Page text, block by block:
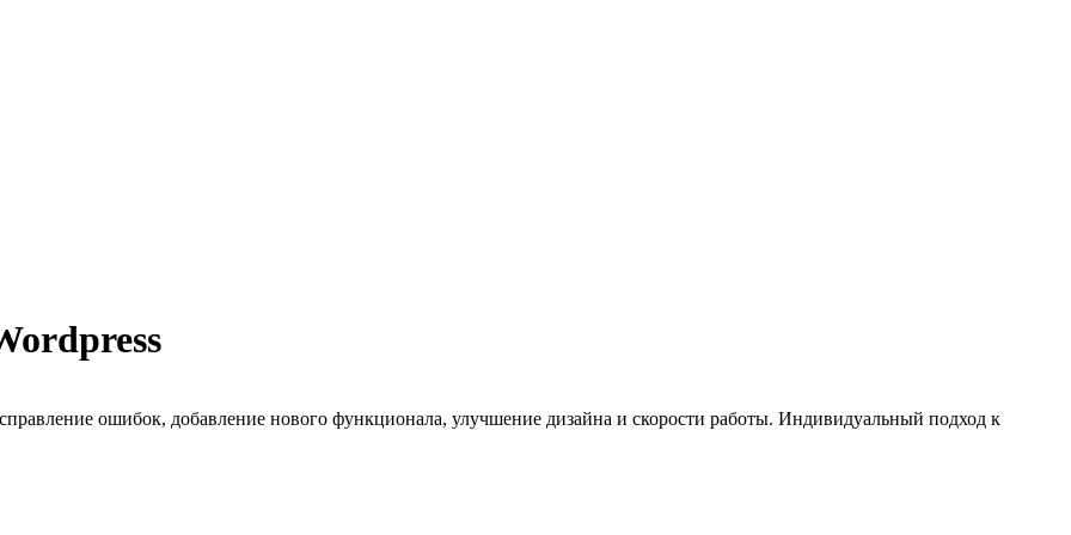
ошибок, добавление нового функционала, улучшение дизайна и скорости работы. Индивидуальный подход к